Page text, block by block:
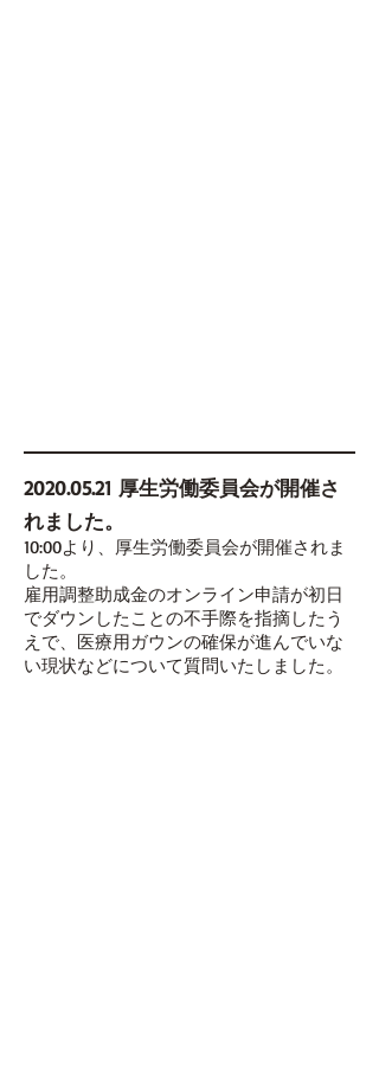
2020.05.21 厚生労働委員会が開催さ
れました。
10:00より、厚生労働委員会が開催されま
した。
雇用調整助成金のオンライン申請が初日
でダウンしたことの不手際を指摘したう
えで、医療用ガウンの確保が進んでいな
い現状などについて質問いたしました。